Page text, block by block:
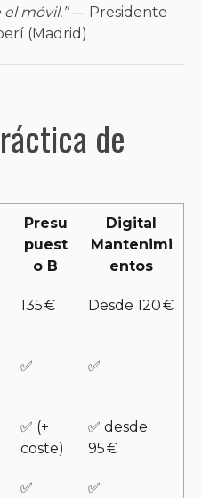
móvil.”— Presidente
(Madrid)
de
Presu
puest
o B
Digital
Mantenimi
entos
135 € Desde 120 €
✅ ✅
✅ (+
coste)
✅ desde
95 €
✅ ✅